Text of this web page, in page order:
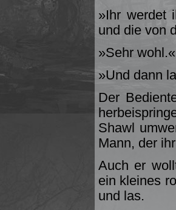
»Ihr werdet
und die von
»Sehr wohl.«
»Und dann
Der
Shawl
Mann, der
Auch er
ein kleines
und las.